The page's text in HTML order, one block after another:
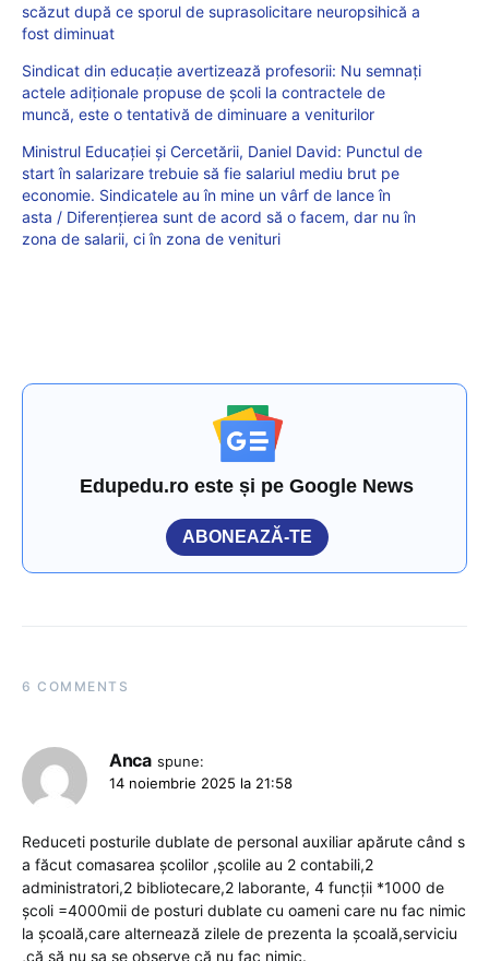
scăzut după ce sporul de suprasolicitare neuropsihică a
fost diminuat
Sindicat din educație avertizează profesorii: Nu semnați
actele adiționale propuse de școli la contractele de
muncă, este o tentativă de diminuare a veniturilor
Ministrul Educației și Cercetării, Daniel David: Punctul de
start în salarizare trebuie să fie salariul mediu brut pe
economie. Sindicatele au în mine un vârf de lance în
asta / Diferențierea sunt de acord să o facem, dar nu în
zona de salarii, ci în zona de venituri
Edupedu.ro este și pe Google News
ABONEAZĂ-TE
6 COMMENTS
Anca spune:
14 noiembrie 2025 la 21:58
Reduceti posturile dublate de personal auxiliar apărute când s
a făcut comasarea școlilor ,școlile au 2 contabili,2
administratori,2 bibliotecare,2 laborante, 4 funcții *1000 de
școli =4000mii de posturi dublate cu oameni care nu fac nimic
la școală,care alternează zilele de prezenta la școală,serviciu
,că să nu sa se observe că nu fac nimic.